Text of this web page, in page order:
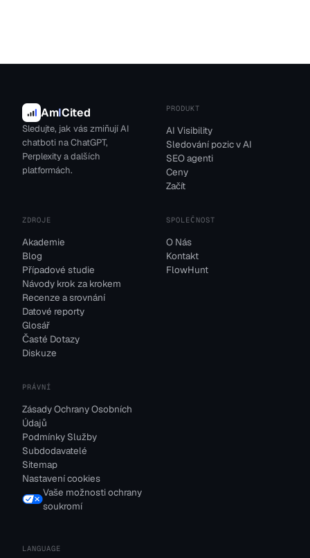
AmICited
Sledujte, jak vás zmiňují AI
chatboti na ChatGPT,
Perplexity a dalších
platformách.
PRODUKT
AI Visibility
Sledování pozic v AI
SEO agenti
Ceny
Začít
ZDROJE
Akademie
Blog
Případové studie
Návody krok za krokem
Recenze a srovnání
Datové reporty
Glosář
Časté Dotazy
Diskuze
SPOLEČNOST
O Nás
Kontakt
FlowHunt
PRÁVNÍ
Zásady Ochrany Osobních
Údajů
Podmínky Služby
Subdodavatelé
Sitemap
Nastavení cookies
Vaše možnosti ochrany
soukromí
LANGUAGE